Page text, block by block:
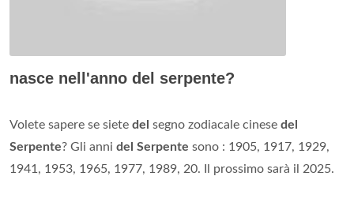
nasce nell'anno del serpente?
Volete sapere se siete del segno zodiacale cinese del
Serpente? Gli anni del Serpente sono : 1905, 1917, 1929,
1941, 1953, 1965, 1977, 1989, 20. Il prossimo sarà il 2025.